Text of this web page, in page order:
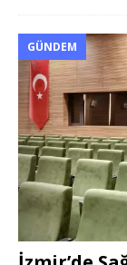
GÜNDEM